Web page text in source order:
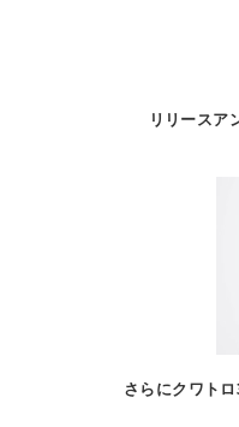
リリースア
さらにクワト